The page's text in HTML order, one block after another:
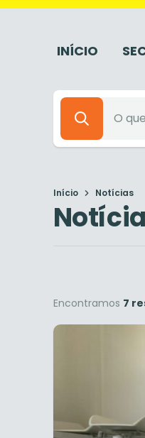
INÍCIO
Início Notícias
Encontramos 7